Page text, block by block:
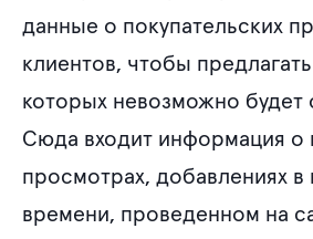
данные о покупательских
клиентов, чтобы
которых невозможно будет
Сюда входит информация о
просмотрах, добавлениях в
времени, проведенном на